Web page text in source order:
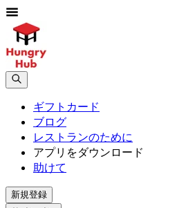
ギフトカード
ブログ
レストランのために
アプリをダウンロード
助けて
新規登録